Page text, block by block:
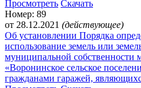
Просмотреть Скачать
Номер: 89
от 28.12.2021 (действующее)
Об установлении Порядка
использование земель или
муниципальной собственности
«Воронинское сельское
гражданами гаражей,